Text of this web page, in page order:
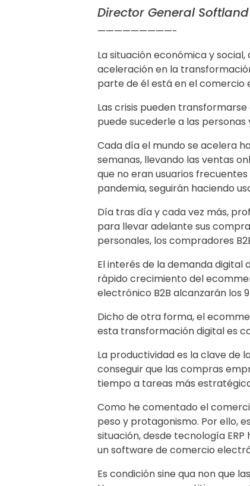
Director General
—————————-
La situación económica y
aceleración en la
parte de él está en el comercio
Las crisis pueden
puede sucederle a las
Cada día el mundo se acelera
semanas, llevando las ventas
que no eran usuarios
pandemia, seguirán haciendo
Día tras día y cada vez más,
para llevar adelante sus
personales, los compradores
El interés de la demanda
rápido crecimiento del
electrónico B2B alcanzarán los
Dicho de otra forma, el
esta transformación digital es
La productividad es la clave de
conseguir que las compras
tiempo a tareas más
Como he comentado el
peso y protagonismo. Por ello,
situación, desde tecnología
un software de comercio
Es condición sine qua non que